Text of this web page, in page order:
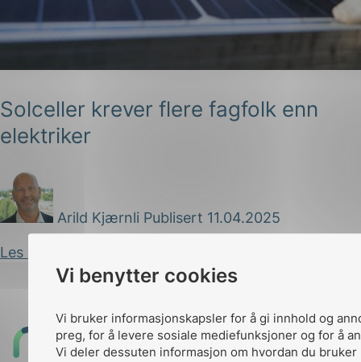
Vi benytter cookies
Vi bruker informasjonskapsler for å gi innhold og
preg, for å levere sosiale mediefunksjoner og for å
Vi deler dessuten informasjon om hvordan du
Solceller krever flere fagfolk enn
elektriker
Arild Kjærnli Publisert 11.04.2025
Les innlegg
Til